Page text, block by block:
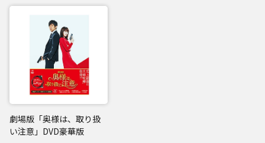
劇場版「奥様は、取り扱
い注意」DVD豪華版